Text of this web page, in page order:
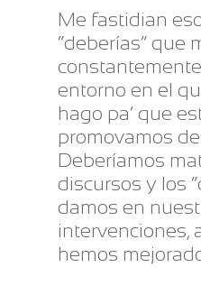
Me fastidian
“deberías” que
entorno en el
hago pa’ que
promovamos
Deberíamos
discursos y los
damos en
intervenciones,
hemos